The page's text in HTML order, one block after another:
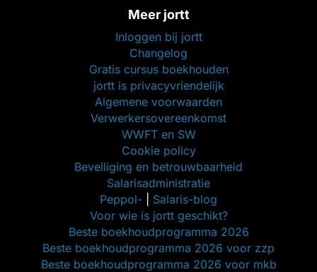
Meer jortt
Inloggen bij jortt
Changelog
Gratis cursus boekhouden
jortt is privacyvriendelijk
Algemene voorwaarden
Verwerkersovereenkomst
WWFT en SW
Cookie policy
Beveiliging en betrouwbaarheid
Salarisadministratie
Peppol-
Salaris-blog
Voor wie is jortt geschikt?
Beste boekhoudprogramma 2026
Beste boekhoudprogramma 2026 voor zzp
Beste boekhoudprogramma 2026 voor mkb